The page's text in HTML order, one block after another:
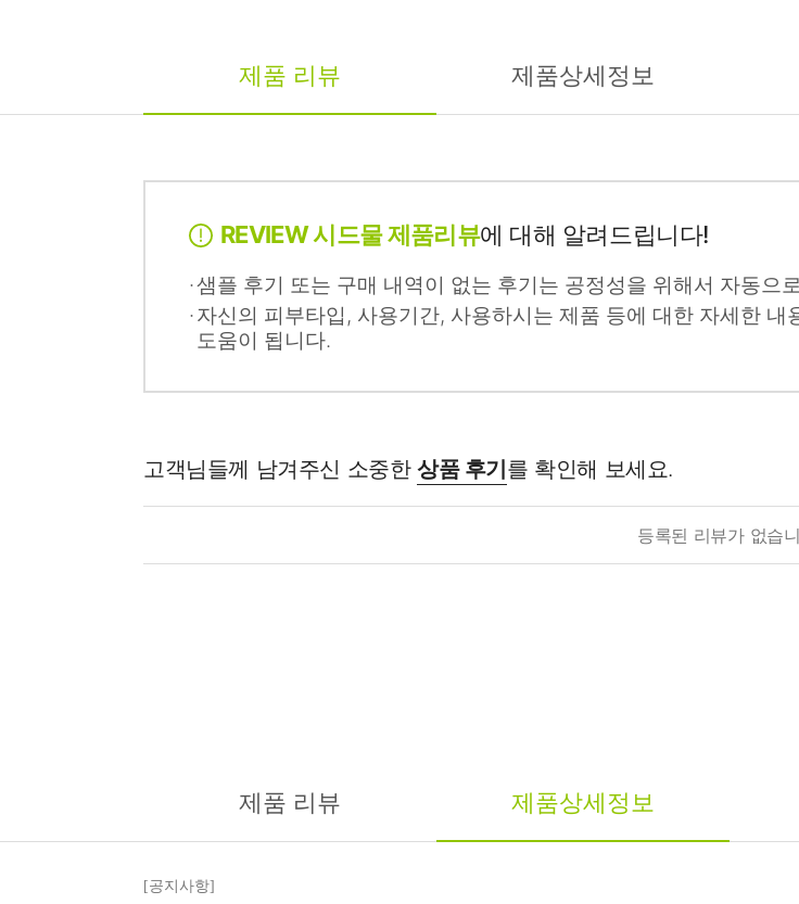
제품 리뷰 제품상세정보
REVIEW 시드물 제품리뷰에 대해 알려드립니다!
샘플 후기 또는 구매 내역이 없는 후기는 공정성을 위해서 자동으
자신의 피부타입, 사용기간, 사용하시는 제품 등에 대한 자세한
도움이 됩니다.
고객님들께 남겨주신 소중한상품 후기를 확인해 보세요.
등록된 리뷰가 없습
제품 리뷰 제품상세정보
[공지사항]